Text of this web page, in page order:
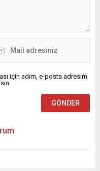
için adım, e-posta adresim